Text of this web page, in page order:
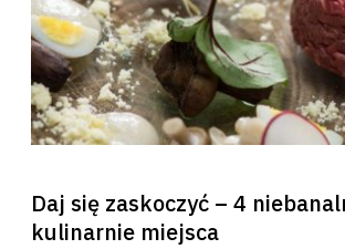
Daj się zaskoczyć – 4
kulinarnie miejsca